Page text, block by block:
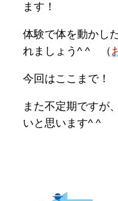
ます！
体験で体を動かし
れましょう^ ^ （
今回はここまで！
また不定期ですが
いと思います^ ^